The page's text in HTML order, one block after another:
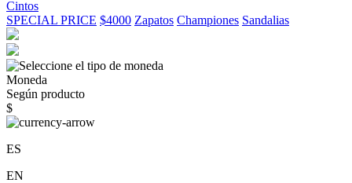
Cintos
SPECIAL PRICE $4000 Zapatos Championes Sandalias
Moneda
Según producto
$
ES
EN